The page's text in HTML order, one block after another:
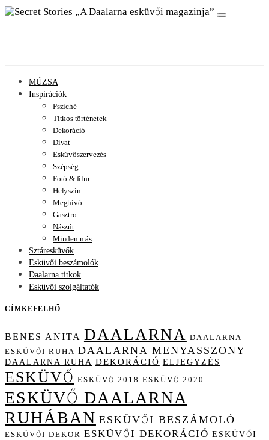
A Daalarna esküvői magazinja
MÚZSA
Inspirációk
Psziché
Titkos történetek
Dekoráció
Divat
Esküvőszervezés
Szépség
Fotó & film
Helyszín
Meghívó
Gasztro
Nászút
Minden más
Sztáresküvők
Esküvői beszámolók
Daalarna titkok
Esküvői szolgáltatók
CÍMKEFELHŐ
BENES ANITA DAALARNA DAALARNA
ESKÜVŐI RUHA DAALARNA MENYASSZONY
DAALARNA RUHA DEKORÁCIÓ ELJEGYZÉS
ESKÜVŐ ESKÜVŐ 2018 ESKÜVŐ 2020
ESKÜVŐ DAALARNA
RUHÁBAN ESKÜVŐI BESZÁMOLÓ
ESKÜVŐI DEKOR ESKÜVŐI DEKORÁCIÓ ESKÜVŐI